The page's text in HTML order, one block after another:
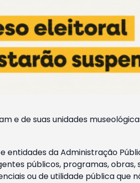
e de suas unidades
entidades da Administração
públicos, programas, obras,
ou de utilidade pública que